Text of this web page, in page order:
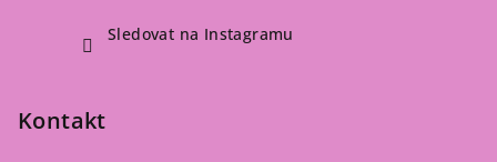
Sledovat na Instagramu
Kontakt